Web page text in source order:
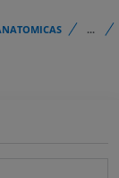
...